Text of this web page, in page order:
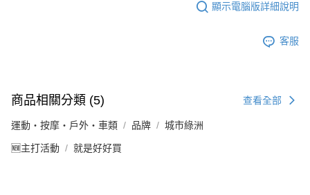
顯示電腦版詳細說明
客服
商品相關分類 (5) 查看全部
運動・按摩・戶外・車類 品牌 城市綠洲
🆕主打活動 就是好好買